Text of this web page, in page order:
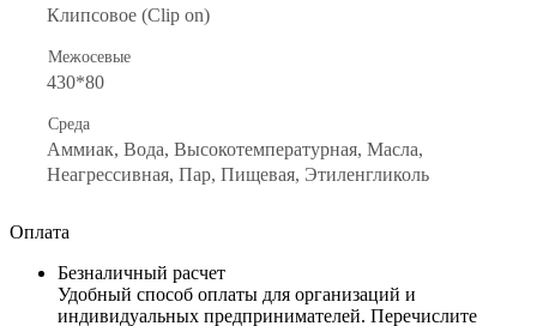
Клипсовое (Clip on)
Межосевые
430*80
Среда
Аммиак, Вода, Высокотемпературная, Масла,
Неагрессивная, Пар, Пищевая, Этиленгликоль
Оплата
Безналичный расчет
Удобный способ оплаты для организаций и
индивидуальных предпринимателей. Перечислите